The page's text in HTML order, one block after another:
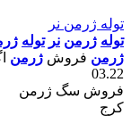
توله ژرمن نر
توله ژرمن نر توله
ژرمن فروش ژرمن
03.22
فروش سگ ژرمن
کرج